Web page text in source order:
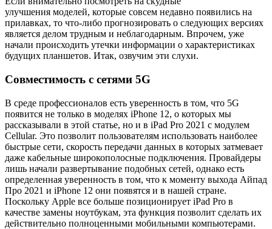
улучшения моделей, которые совсем недавно появились на
прилавках, то что-либо прогнозировать о следующих версиях
является делом трудным и неблагодарным. Впрочем, уже
начали происходить утечки информации о характеристиках
будущих планшетов. Итак, озвучим эти слухи.
Совместимость с сетями 5G
В среде профессионалов есть уверенность в том, что 5G
появится не только в моделях iPhone 12, о которых мы
рассказывали в этой статье, но и в iPad Pro 2021 с модулем
Cellular. Это позволит пользователям использовать наиболее
быстрые сети, скорость передачи данных в которых затмевает
даже кабельные широкополосные подключения. Провайдеры
лишь начали развертывание подобных сетей, однако есть
определенная уверенность в том, что к моменту выхода Айпад
Про 2021 и iPhone 12 они появятся и в нашей стране.
Поскольку Apple все больше позиционирует iPad Pro в
качестве замены ноутбукам, эта функция позволит сделать их
действительно полноценными мобильными компьютерами.